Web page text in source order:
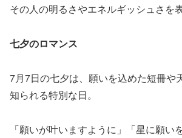
その人の明るさやエネルギッシュさを
七夕のロマンス
7月7日の七夕は、願いを込めた短冊や
知られる特別な日。
「願いが叶いますように」「星に願い